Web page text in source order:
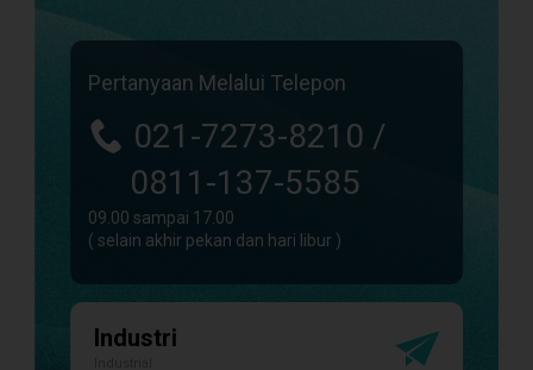
Pertanyaan Melalui Telepon
021-7273-8210 /
0811-137-5585
09.00 sampai 17.00
( selain akhir pekan dan hari libur )
Industri